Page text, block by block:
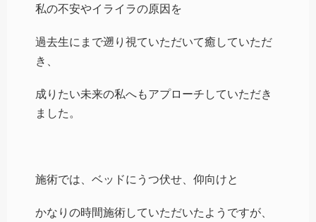
私の不安やイライラの原因を
過去生にまで遡り視ていただいて癒していただ
き、
成りたい未来の私へもアプローチしていただき
ました。
施術では、ベッドにうつ伏せ、仰向けと
かなりの時間施術していただいたようですが、